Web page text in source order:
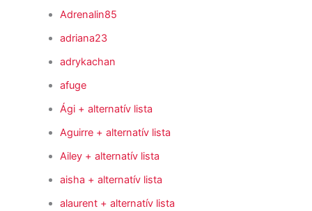
Adrenalin85
adriana23
adrykachan
afuge
Ági + alternatív lista
Aguirre + alternatív lista
Ailey + alternatív lista
aisha + alternatív lista
alaurent + alternatív lista